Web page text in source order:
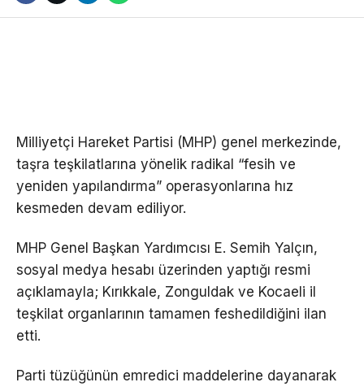
Milliyetçi Hareket Partisi (MHP) genel merkezinde,
taşra teşkilatlarına yönelik radikal “fesih ve
yeniden yapılandırma” operasyonlarına hız
kesmeden devam ediliyor.
MHP Genel Başkan Yardımcısı E. Semih Yalçın,
sosyal medya hesabı üzerinden yaptığı resmi
açıklamayla; Kırıkkale, Zonguldak ve Kocaeli il
teşkilat organlarının tamamen feshedildiğini ilan
etti.
Parti tüzüğünün emredici maddelerine dayanarak